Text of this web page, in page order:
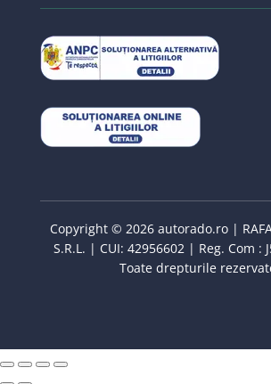
Copyright © 2026 autorado.ro |
S.R.L. | CUI: 42956602 | Reg. Com :
Toate drepturile